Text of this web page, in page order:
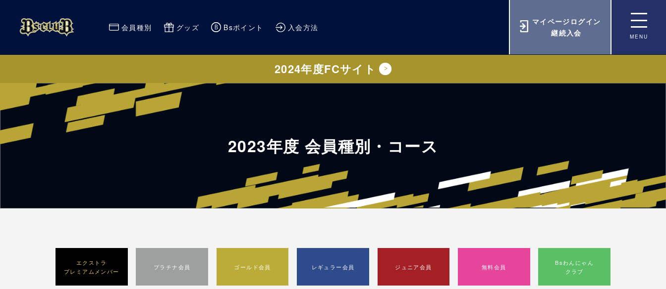
会員種別 グッズ Bsポイント 入会方法
マイページログイン
継続入会
MENU
2024年度FCサイト
2023年度 会員種別・コース
エクストラ
プレミアムメンバー
プラチナ会員 ゴールド会員 レギュラー会員 ジュニア会員 無料会員
Bsわんにゃん
クラブ